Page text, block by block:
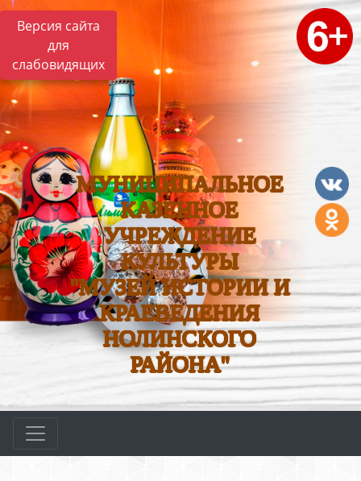
Версия сайта
для
слабовидящих
МУНИЦИПАЛЬНОЕ
КАЗЕННОЕ
УЧРЕЖДЕНИЕ
КУЛЬТУРЫ
"МУЗЕЙ ИСТОРИИ И
КРАЕВЕДЕНИЯ
НОЛИНСКОГО
РАЙОНА"